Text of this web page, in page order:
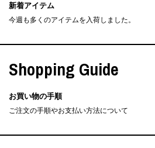
新着アイテム
今週も多くのアイテムを入荷しました。
Shopping Guide
お買い物の手順
ご注文の手順やお支払い方法について